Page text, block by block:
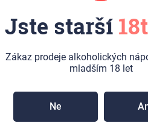
Alcohol
(Kateřinská 492/10, Praha)
Jste starší
Zákaz prodeje alkoholických
mladším 18 let
Ne